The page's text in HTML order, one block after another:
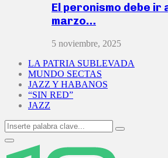
El peronismo debe ir
marzo…
5 noviembre, 2025
LA PATRIA SUBLEVADA
MUNDO SECTAS
JAZZ Y HABANOS
“SIN RED”
JAZZ
Search
for:
Search
Primary
Menu